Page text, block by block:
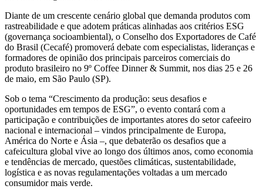
Diante de um crescente cenário global que demanda produtos com
rastreabilidade e que adotem práticas alinhadas aos critérios ESG
(governança socioambiental), o Conselho dos Exportadores de Café
do Brasil (Cecafé) promoverá debate com especialistas, lideranças e
formadores de opinião dos principais parceiros comerciais do
produto brasileiro no 9º Coffee Dinner & Summit, nos dias 25 e 26
de maio, em São Paulo (SP).
Sob o tema “Crescimento da produção: seus desafios e
oportunidades em tempos de ESG”, o evento contará com a
participação e contribuições de importantes atores do setor cafeeiro
nacional e internacional – vindos principalmente de Europa,
América do Norte e Ásia –, que debaterão os desafios que a
cafeicultura global vive ao longo dos últimos anos, como economia
e tendências de mercado, questões climáticas, sustentabilidade,
logística e as novas regulamentações voltadas a um mercado
consumidor mais verde.